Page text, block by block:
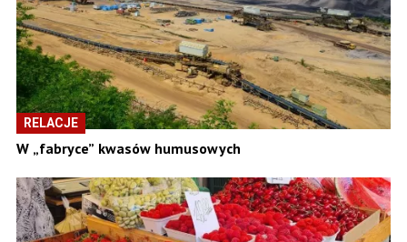
RELACJE
W „fabryce” kwasów humusowych